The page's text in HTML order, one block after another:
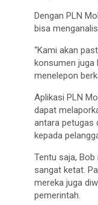
Dengan PLN
bisa
“Kami akan
konsumen juga
menelepon
Aplikasi PLN
dapat
antara petugas
kepada
Tentu saja,
sangat ketat.
mereka juga
pemerintah.